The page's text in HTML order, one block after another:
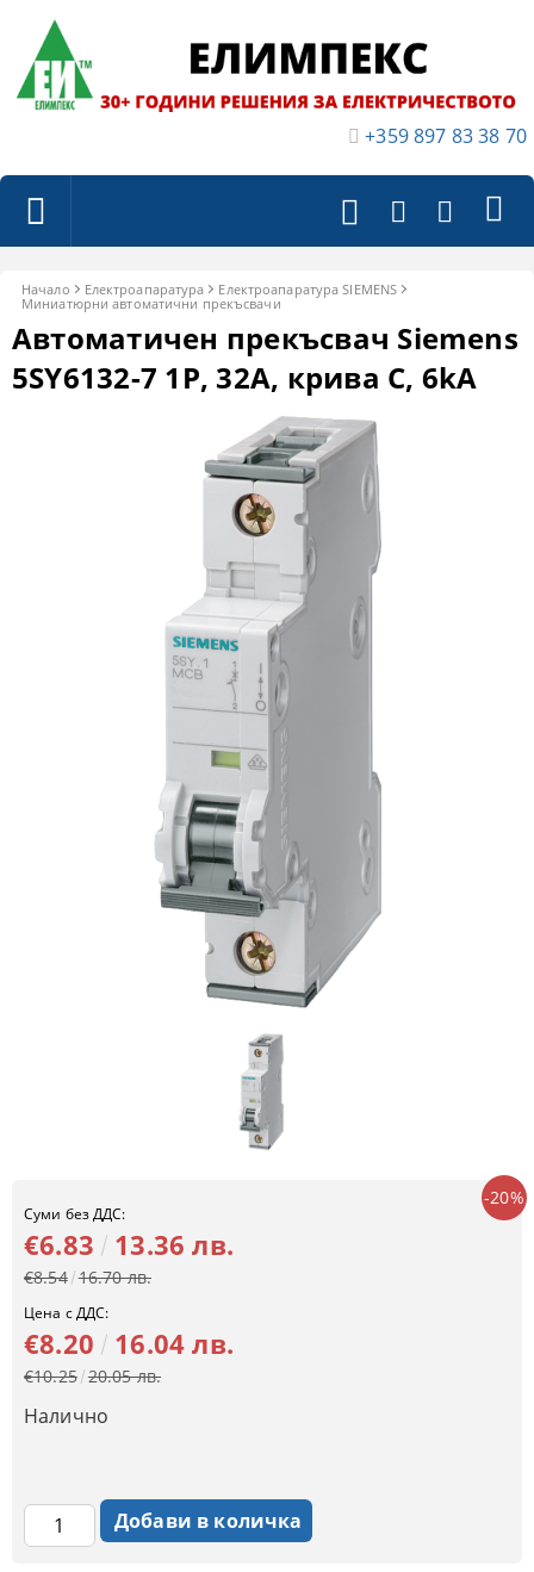
+359 897 83 38 70
Начало Електроапаратура
Електроапаратура SIEMENS
Миниатюрни автоматични прекъсвачи
Автоматичен прекъсвач Siemens
5SY6132-7 1P, 32A, крива C, 6kA
-20%
Суми без ДДС:
€6.83 13.36 лв.
€8.54 16.70 лв.
Цена с ДДС:
€8.20 16.04 лв.
€10.25 20.05 лв.
Налично